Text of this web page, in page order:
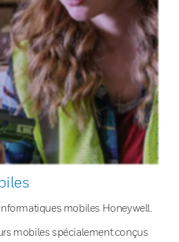
mobiles Honeywell.
mobiles spécialement conçus